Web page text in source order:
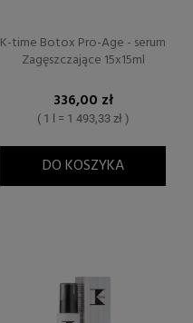
K-time Botox Pro-Age - serum
Zagęszczające 15x15ml
336,00 zł
( 1 l = 1 493,33 zł )
DO KOSZYKA